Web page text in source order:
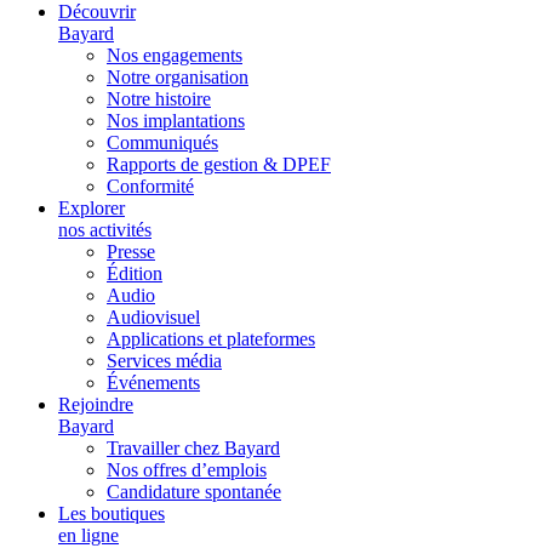
Découvrir
Bayard
Nos engagements
Notre organisation
Notre histoire
Nos implantations
Communiqués
Rapports de gestion & DPEF
Conformité
Explorer
nos activités
Presse
Édition
Audio
Audiovisuel
Applications et plateformes
Services média
Événements
Rejoindre
Bayard
Travailler chez Bayard
Nos offres d’emplois
Candidature spontanée
Les boutiques
en ligne